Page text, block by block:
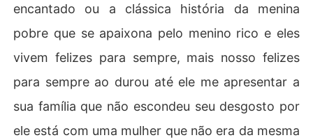
encantado ou a clássica história da menina
pobre que se apaixona pelo menino rico e eles
vivem felizes para sempre, mais nosso felizes
para sempre ao durou até ele me apresentar a
sua família que não escondeu seu desgosto por
ele está com uma mulher que não era da mesma